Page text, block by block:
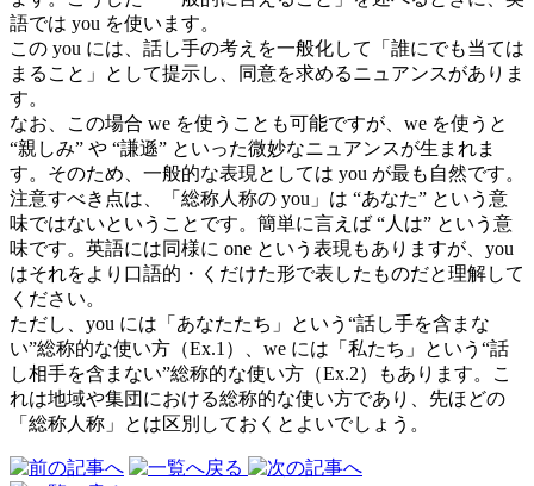
語では you を使います。
この you には、話し手の考えを一般化して「誰にでも当ては
まること」として提示し、同意を求めるニュアンスがありま
す。
なお、この場合 we を使うことも可能ですが、we を使うと
“親しみ” や “謙遜” といった微妙なニュアンスが生まれま
す。そのため、一般的な表現としては you が最も自然です。
注意すべき点は、「総称人称の you」は “あなた” という意
味ではないということです。簡単に言えば “人は” という意
味です。英語には同様に one という表現もありますが、you
はそれをより口語的・くだけた形で表したものだと理解して
ください。
ただし、you には「あなたたち」という“話し手を含まな
い”総称的な使い方（Ex.1）、we には「私たち」という“話
し相手を含まない”総称的な使い方（Ex.2）もあります。こ
れは地域や集団における総称的な使い方であり、先ほどの
「総称人称」とは区別しておくとよいでしょう。